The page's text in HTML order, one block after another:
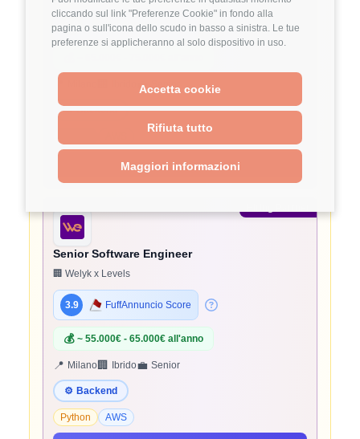
cliccando sul link "Preferenze Cookie" in fondo alla
pagina o sull'icona dello scudo in basso a sinistra. Le tue
preferenze si applicheranno al solo dispositivo in uso.
Accetta cookie
Rifiuta tutto
Maggiori informazioni
3.9 FuffAnnuncio Score
💼 Senior
⚙️ Backend
Dettagli ➡️
Senior Software Engineer
🏢 Welyk x Levels
3.9 FuffAnnuncio Score
💰 ~ 55.000€ - 65.000€ all'anno
📍 Milano🏢 Ibrido💼 Senior
⚙️ Backend
Python AWS